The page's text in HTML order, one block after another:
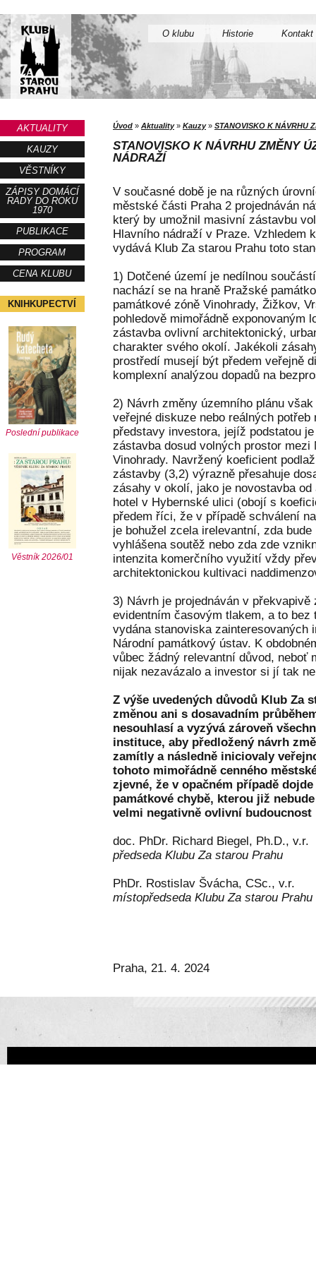
O klubu Historie Kontakt
AKTUALITY
KAUZY
VĚSTNÍKY
ZÁPISY DOMÁCÍ
RADY DO ROKU
1970
PUBLIKACE
PROGRAM
CENA KLUBU
KNIHKUPECTVÍ
Poslední publikace
Věstník 2026/01
Úvod » Aktuality» Kauzy» STANOVISKO K NÁVRHU
STANOVISKO K NÁVRHU ZMĚNY
NÁDRAŽÍ
V současné době je na různých
městské části Praha 2 projednáván
který by umožnil masivní zástavbu
Hlavního nádraží v Praze. Vzhledem
vydává Klub Za starou Prahu toto
1) Dotčené území je nedílnou
nachází se na hraně Pražské
památkové zóně Vinohrady, Žižkov,
pohledově mimořádně exponovaným
zástavba ovlivní architektonický,
charakter svého okolí. Jakékoli
prostředí musejí být předem veřejně
komplexní analýzou dopadů na
2) Návrh změny územního plánu
veřejné diskuze nebo reálných
představy investora, jejíž podstatou
zástavba dosud volných prostor mezi
Vinohrady. Navržený koeficient
zástavby (3,2) výrazně přesahuje
zásahy v okolí, jako je novostavba od
hotel v Hybernské ulici (obojí s
předem říci, že v případě schválení
je bohužel zcela irelevantní, zda
vyhlášena soutěž nebo zda zde
intenzita komerčního využití vždy
architektonickou kultivaci
3) Návrh je projednáván v překvapivě
evidentním časovým tlakem, a to bez
vydána stanoviska zainteresovaných
Národní památkový ústav. K
vůbec žádný relevantní důvod, neboť
nijak nezavázalo a investor si jí tak
Z výše uvedených důvodů Klub Za
změnou ani s dosavadním
nesouhlasí a vyzývá zároveň
instituce, aby předložený návrh
zamítly a následně iniciovaly
tohoto mimořádně cenného
zjevné, že v opačném případě
památkové chybě, kterou již
velmi negativně ovlivní
doc. PhDr. Richard Biegel, Ph.D., v.r.
předseda Klubu Za starou Prahu
PhDr. Rostislav Švácha, CSc., v.r.
místopředseda Klubu Za starou Prahu
Praha, 21. 4. 2024